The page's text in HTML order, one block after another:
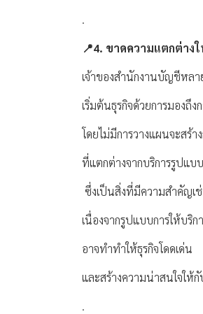
.
📍4. ขาดความแตกต่าง
เจ้าของสำนักงานบัญชีหล
เริ่มต้นธุรกิจด้วยการมองถึง
โดยไม่มีการวางแผนจะสร้า
ที่แตกต่างจากบริการรูปแ
ซึ่งเป็นสิ่งที่มีความสำคัญเ
เนื่องจากรูปแบบการให้บริก
อาจทำทำให้ธุรกิจโดดเด่น
และสร้างความน่าสนใจให้
.